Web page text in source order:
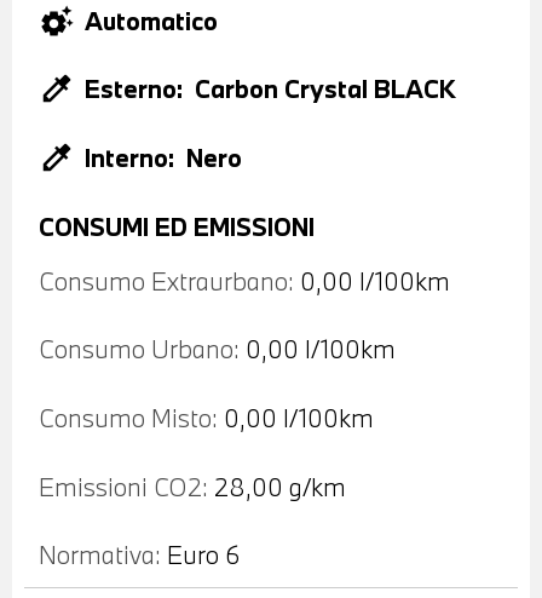
settings_suggest Automatico
colorize Esterno: Carbon Crystal BLACK
colorize Interno: Nero
CONSUMI ED EMISSIONI
Consumo Extraurbano: 0,00 l/100km
Consumo Urbano: 0,00 l/100km
Consumo Misto: 0,00 l/100km
Emissioni CO2: 28,00 g/km
Normativa: Euro 6